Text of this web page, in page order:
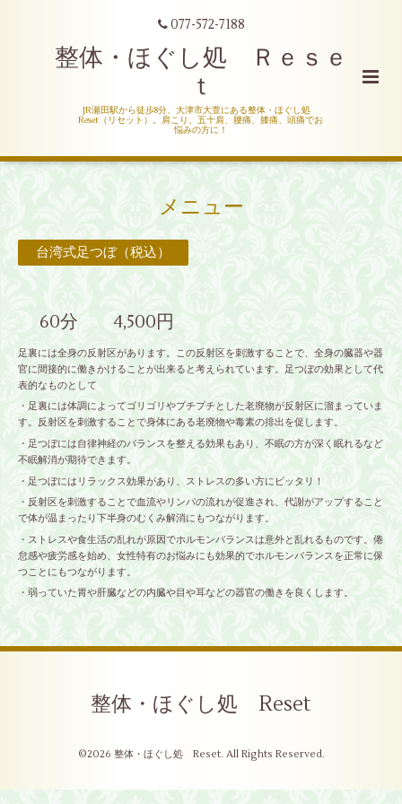
077-572-7188
整体・ほぐし処 Ｒｅｓｅ
ｔ
JR瀬田駅から徒歩8分、大津市大萱にある整体・ほぐし処
Reset（リセット）。肩こり、五十肩、腰痛、膝痛、頭痛でお
悩みの方に！
メニュー
台湾式足つぼ（税込）
60分 4,500円
足裏には全身の反射区があります。この反射区を刺激することで、全身の臓器や器
官に間接的に働きかけることが出来ると考えられています。足つぼの効果として代
表的なものとして
・足裏には体調によってゴリゴリやプチプチとした老廃物が反射区に溜まっていま
す。反射区を刺激することで身体にある老廃物や毒素の排出を促します。
・足つぼには自律神経のバランスを整える効果もあり、不眠の方が深く眠れるなど
不眠解消が期待できます。
・足つぼにはリラックス効果があり、ストレスの多い方にピッタリ！
・反射区を刺激することで血流やリンパの流れが促進され、代謝がアップすること
で体が温まったり下半身のむくみ解消にもつながります。
・ストレスや食生活の乱れが原因でホルモンバランスは意外と乱れるものです。倦
怠感や疲労感を始め、女性特有のお悩みにも効果的でホルモンバランスを正常に保
つことにもつながります。
・弱っていた胃や肝臓などの内臓や目や耳などの器官の働きを良くします。
整体・ほぐし処 Reset
©2026 整体・ほぐし処 Reset. All Rights Reserved.